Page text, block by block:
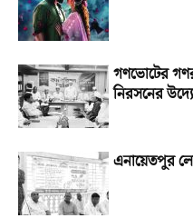
গণভোটের
নিরসনের
এনায়েতপুর